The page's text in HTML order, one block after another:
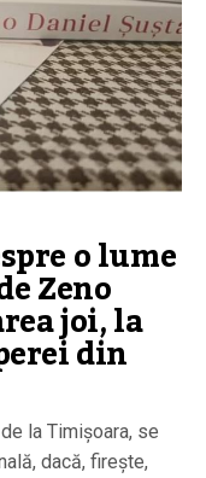
o lume
Zeno
joi, la
din
la Timișoara, se
dacă, firește,